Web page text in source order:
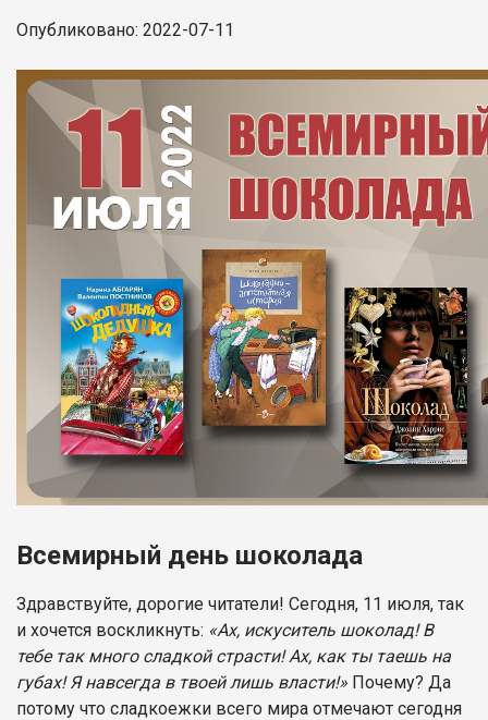
Опубликовано: 2022-07-11
Всемирный день шоколада
Здравствуйте, дорогие читатели! Сегодня, 11 июля, так
и хочется воскликнуть: «Ах, искуситель шоколад! В
тебе так много сладкой страсти! Ах, как ты таешь на
губах! Я навсегда в твоей лишь власти!» Почему? Да
потому что сладкоежки всего мира отмечают сегодня